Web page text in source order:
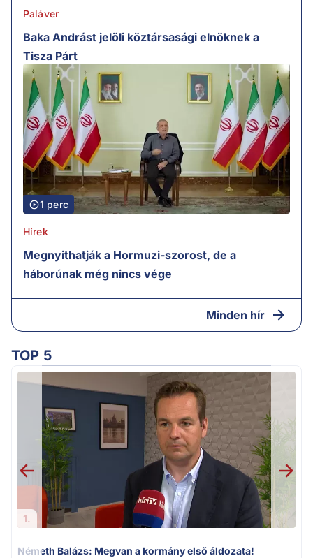
Paláver
Baka Andrást jelöli köztársasági elnöknek a
Tisza Párt
1 perc
Hírek
Megnyithatják a Hormuzi-szorost, de a
háborúnak még nincs vége
Minden hír
TOP 5
1.
Németh Balázs: Megvan a kormány első áldozata!